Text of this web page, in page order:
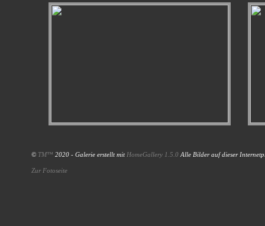
© TM™ 2020 - Galerie erstellt mit HomeGallery 1.5.0Alle Bilder auf dieser
Zur Fotoseite